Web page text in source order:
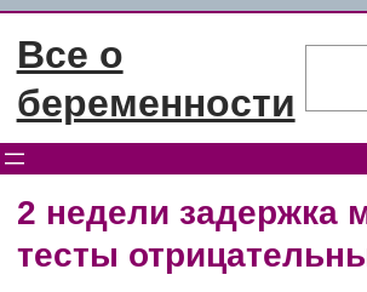
Перейти
содержимому
Все о
беременности
2 недели задержка
тесты